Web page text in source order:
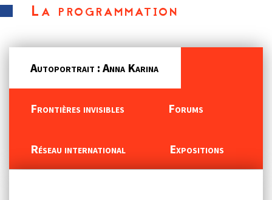
La programmation
Autoportrait : Anna Karina
Frontières invisibles Forums
Réseau international Expositions